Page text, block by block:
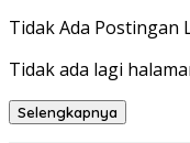
Tidak Ada Postingan
Tidak ada lagi
Selengkapnya